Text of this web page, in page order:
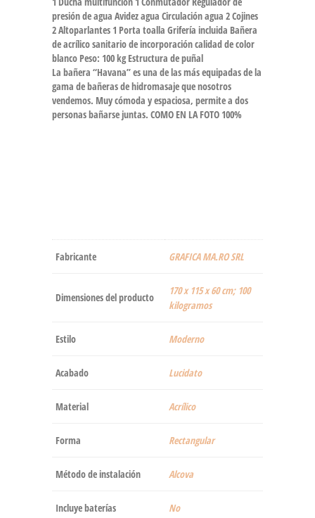
presión de agua Avidez agua Circulación agua 2 Cojines
2 Altoparlantes 1 Porta toalla Grifería incluida Bañera
de acrílico sanitario de incorporación calidad de color
blanco Peso: 100 kg Estructura de puñal
La bañera “Havana” es una de las más equipadas de la
gama de bañeras de hidromasaje que nosotros
vendemos. Muy cómoda y espaciosa, permite a dos
personas bañarse juntas. COMO EN LA FOTO 100%
Fabricante ‎GRAFICA MA.RO SRL
Dimensiones del producto
‎170 x 115 x 60 cm; 100
kilogramos
Estilo ‎Moderno
Acabado ‎Lucidato
Material ‎Acrílico
Forma ‎Rectangular
Método de instalación ‎Alcova
Incluye baterías ‎No